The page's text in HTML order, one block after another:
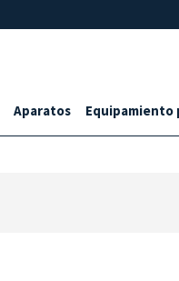
Aparatos Equipamiento